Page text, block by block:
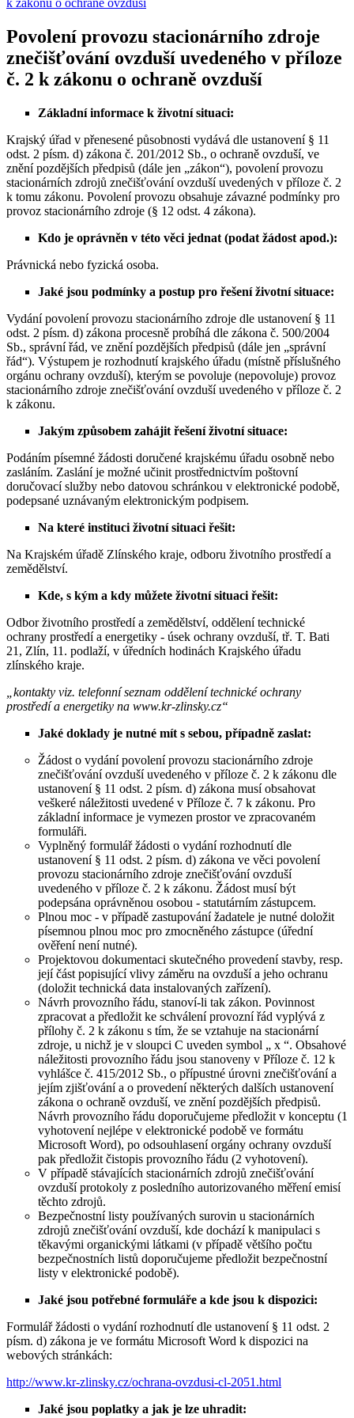
k zákonu o ochraně ovzduší
Povolení provozu stacionárního zdroje
znečišťování ovzduší uvedeného v příloze
č. 2 k zákonu o ochraně ovzduší
Základní informace k životní situaci:
Krajský úřad v přenesené působnosti vydává dle ustanovení § 11
odst. 2 písm. d) zákona č. 201/2012 Sb., o ochraně ovzduší, ve
znění pozdějších předpisů (dále jen „zákon“), povolení provozu
stacionárních zdrojů znečišťování ovzduší uvedených v příloze č. 2
k tomu zákonu. Povolení provozu obsahuje závazné podmínky pro
provoz stacionárního zdroje (§ 12 odst. 4 zákona).
Kdo je oprávněn v této věci jednat (podat žádost apod.):
Právnická nebo fyzická osoba.
Jaké jsou podmínky a postup pro řešení životní situace:
Vydání povolení provozu stacionárního zdroje dle ustanovení § 11
odst. 2 písm. d) zákona procesně probíhá dle zákona č. 500/2004
Sb., správní řád, ve znění pozdějších předpisů (dále jen „správní
řád“). Výstupem je rozhodnutí krajského úřadu (místně příslušného
orgánu ochrany ovzduší), kterým se povoluje (nepovoluje) provoz
stacionárního zdroje znečišťování ovzduší uvedeného v příloze č. 2
k zákonu.
Jakým způsobem zahájit řešení životní situace:
Podáním písemné žádosti doručené krajskému úřadu osobně nebo
zasláním. Zaslání je možné učinit prostřednictvím poštovní
doručovací služby nebo datovou schránkou v elektronické podobě,
podepsané uznávaným elektronickým podpisem.
Na které instituci životní situaci řešit:
Na Krajském úřadě Zlínského kraje, odboru životního prostředí a
zemědělství.
Kde, s kým a kdy můžete životní situaci řešit:
Odbor životního prostředí a zemědělství, oddělení technické
ochrany prostředí a energetiky - úsek ochrany ovzduší, tř. T. Bati
21, Zlín, 11. podlaží, v úředních hodinách Krajského úřadu
zlínského kraje.
„kontakty viz. telefonní seznam oddělení technické ochrany
prostředí a energetiky na www.kr-zlinsky.cz“
Jaké doklady je nutné mít s sebou, případně zaslat:
Žádost o vydání povolení provozu stacionárního zdroje
znečišťování ovzduší uvedeného v příloze č. 2 k zákonu dle
ustanovení § 11 odst. 2 písm. d) zákona musí obsahovat
veškeré náležitosti uvedené v Příloze č. 7 k zákonu. Pro
základní informace je vymezen prostor ve zpracovaném
formuláři.
Vyplněný formulář žádosti o vydání rozhodnutí dle
ustanovení § 11 odst. 2 písm. d) zákona ve věci povolení
provozu stacionárního zdroje znečišťování ovzduší
uvedeného v příloze č. 2 k zákonu. Žádost musí být
podepsána oprávněnou osobou - statutárním zástupcem.
Plnou moc - v případě zastupování žadatele je nutné doložit
písemnou plnou moc pro zmocněného zástupce (úřední
ověření není nutné).
Projektovou dokumentaci skutečného provedení stavby, resp.
její část popisující vlivy záměru na ovzduší a jeho ochranu
(doložit technická data instalovaných zařízení).
Návrh provozního řádu, stanoví-li tak zákon. Povinnost
zpracovat a předložit ke schválení provozní řád vyplývá z
přílohy č. 2 k zákonu s tím, že se vztahuje na stacionární
zdroje, u nichž je v sloupci C uveden symbol „ x “. Obsahové
náležitosti provozního řádu jsou stanoveny v Příloze č. 12 k
vyhlášce č. 415/2012 Sb., o přípustné úrovni znečišťování a
jejím zjišťování a o provedení některých dalších ustanovení
zákona o ochraně ovzduší, ve znění pozdějších předpisů.
Návrh provozního řádu doporučujeme předložit v konceptu (1
vyhotovení nejlépe v elektronické podobě ve formátu
Microsoft Word), po odsouhlasení orgány ochrany ovzduší
pak předložit čistopis provozního řádu (2 vyhotovení).
V případě stávajících stacionárních zdrojů znečišťování
ovzduší protokoly z posledního autorizovaného měření emisí
těchto zdrojů.
Bezpečnostní listy používaných surovin u stacionárních
zdrojů znečišťování ovzduší, kde dochází k manipulaci s
těkavými organickými látkami (v případě většího počtu
bezpečnostních listů doporučujeme předložit bezpečnostní
listy v elektronické podobě).
Jaké jsou potřebné formuláře a kde jsou k dispozici:
Formulář žádosti o vydání rozhodnutí dle ustanovení § 11 odst. 2
písm. d) zákona je ve formátu Microsoft Word k dispozici na
webových stránkách:
http://www.kr-zlinsky.cz/ochrana-ovzdusi-cl-2051.html
Jaké jsou poplatky a jak je lze uhradit: